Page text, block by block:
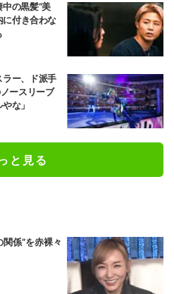
中の黒髪“美
に付き合わな
ラー、ド派手
ースリーブ
な」
と見る
係”を赤裸々